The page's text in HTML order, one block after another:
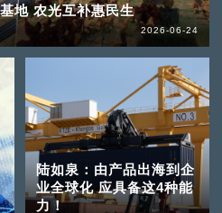
地 农光互补惠民生
2026-06-24
陆如泉：由产品出海到企
业全球化 应具备这4种能
力！